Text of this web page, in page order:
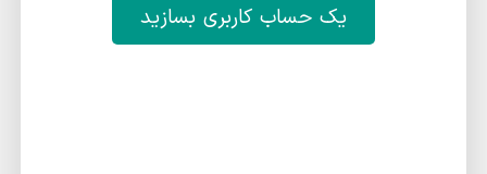
یک حساب کاربری بسازید